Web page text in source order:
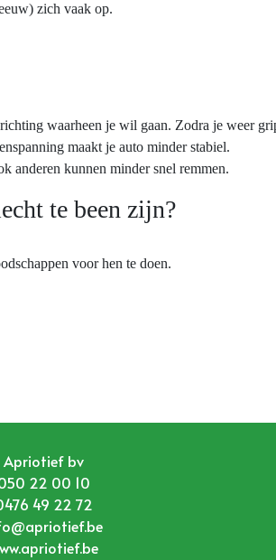
zich vaak op.
waarheen je wil gaan. Zodra je weer
maakt je auto minder stabiel.
anderen kunnen minder snel remmen.
te been zijn?
voor hen te doen.
Apriotief bv
22 00 10
49 22 72